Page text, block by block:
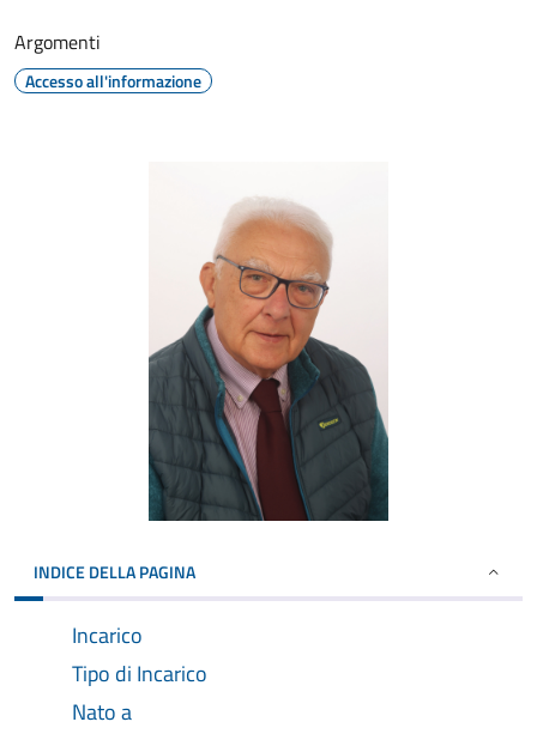
Argomenti
Accesso all'informazione
INDICE DELLA PAGINA
Incarico
Tipo di Incarico
Nato a